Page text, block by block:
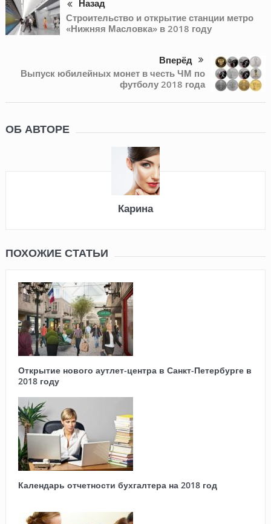
Назад
Строительство и открытие станции метро
«Нижняя Масловка» в 2018 году
Вперёд
Выпуск юбилейных монет в честь ЧМ по
футболу 2018 года
ОБ АВТОРЕ
Карина
ПОХОЖИЕ СТАТЬИ
Открытие нового аутлет-центра в Санкт-Петербурге в
2018 году
Календарь отчетности бухгалтера на 2018 год